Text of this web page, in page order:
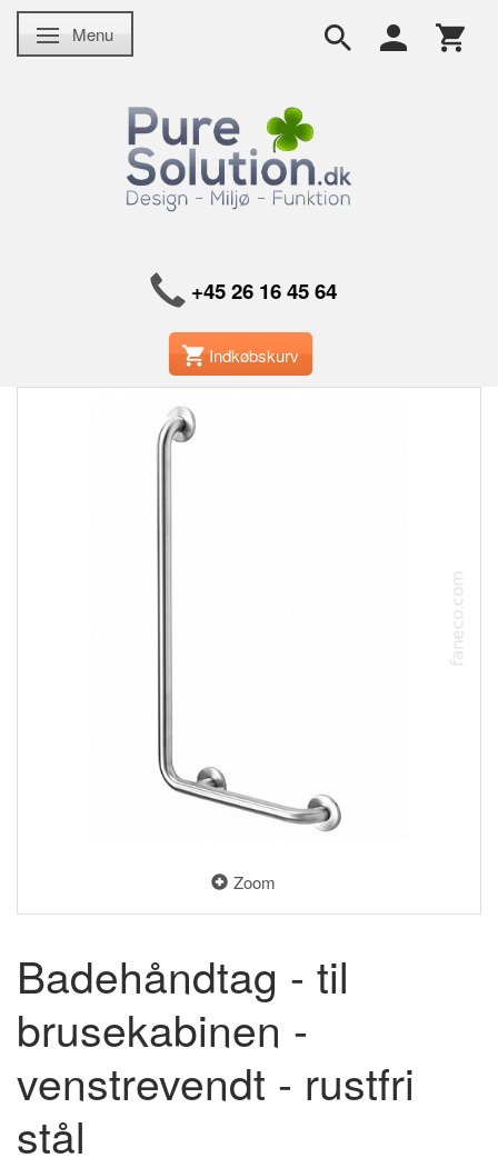
Skifte navigation
Menu
+45 26 16 45 64
Indkøbskurv
Zoom
Badehåndtag - til
brusekabinen -
venstrevendt - rustfri
stål